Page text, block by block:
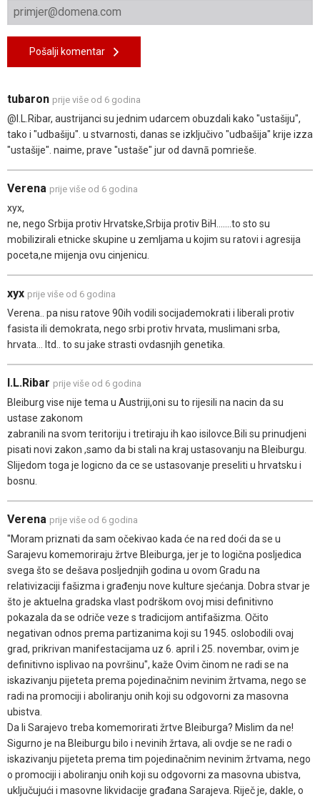
Pošalji komentar
tubaron prije više od 6 godina
@I.L.Ribar, austrijanci su jednim udarcem obuzdali kako "ustašiju",
tako i "udbašiju". u stvarnosti, danas se izključivo "udbašija" krije izza
"ustašije". naime, prave "ustaše" jur od davnā pomrieše.
Verena prije više od 6 godina
xyx,
ne, nego Srbija protiv Hrvatske,Srbija protiv BiH.......to sto su
mobilizirali etnicke skupine u zemljama u kojim su ratovi i agresija
poceta,ne mijenja ovu cinjenicu.
xyx prije više od 6 godina
Verena.. pa nisu ratove 90ih vodili socijademokrati i liberali protiv
fasista ili demokrata, nego srbi protiv hrvata, muslimani srba,
hrvata... Itd.. to su jake strasti ovdasnjih genetika.
I.L.Ribar prije više od 6 godina
Bleiburg vise nije tema u Austriji,oni su to rijesili na nacin da su
ustase zakonom
zabranili na svom teritoriju i tretiraju ih kao isilovce.Bili su prinudjeni
pisati novi zakon ,samo da bi stali na kraj ustasovanju na Bleiburgu.
Slijedom toga je logicno da ce se ustasovanje preseliti u hrvatsku i
bosnu.
Verena prije više od 6 godina
"Moram priznati da sam očekivao kada će na red doći da se u
Sarajevu komemoriraju žrtve Bleiburga, jer je to logična posljedica
svega što se dešava posljednjih godina u ovom Gradu na
relativizaciji fašizma i građenju nove kulture sjećanja. Dobra stvar je
što je aktuelna gradska vlast podrškom ovoj misi definitivno
pokazala da se odriče veze s tradicijom antifašizma. Očito
negativan odnos prema partizanima koji su 1945. oslobodili ovaj
grad, prikrivan manifestacijama uz 6. april i 25. novembar, ovim je
definitivno isplivao na površinu", kaže Ovim činom ne radi se na
iskazivanju pijeteta prema pojedinačnim nevinim žrtvama, nego se
radi na promociji i aboliranju onih koji su odgovorni za masovna
ubistva.
Da li Sarajevo treba komemorirati žrtve Bleiburga? Mislim da ne!
Sigurno je na Bleiburgu bilo i nevinih žrtava, ali ovdje se ne radi o
iskazivanju pijeteta prema tim pojedinačnim nevinim žrtvama, nego
o promociji i aboliranju onih koji su odgovorni za masovna ubistva,
uključujući i masovne likvidacije građana Sarajeva. Riječ je, dakle, o